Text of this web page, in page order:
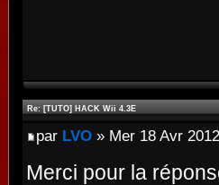
Re: [TUTO] HACK Wii 4.3E
par LVO » Mer 18 Avr
Merci pour la